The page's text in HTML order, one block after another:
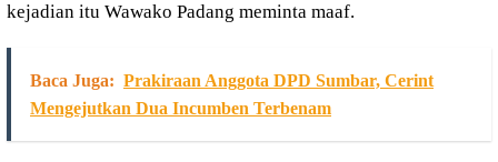
kejadian itu Wawako Padang meminta maaf.
Baca Juga: Prakiraan Anggota DPD Sumbar, Cerint
Mengejutkan Dua Incumben Terbenam